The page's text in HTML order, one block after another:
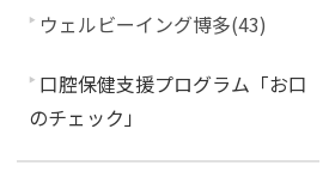
ウェルビーイング博多(43)
口腔保健支援プログラム「お口
のチェック」